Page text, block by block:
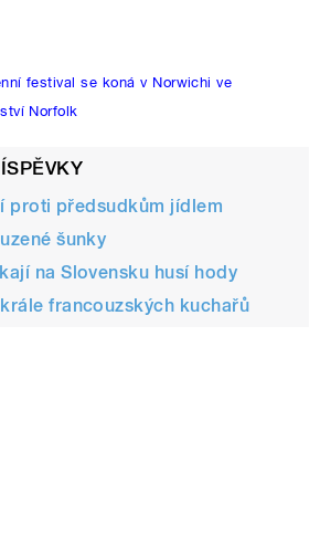
festival se koná v Norwichi ve
Norfolk
proti předsudkům jídlem
šunky
na Slovensku husí hody
francouzských kuchařů